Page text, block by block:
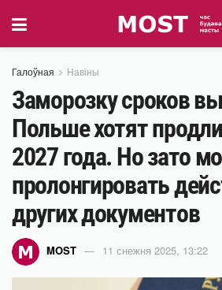
Галоўная Навіны
Заморозку сроков
Польше хотят
2027 года. Но зато
пролонгировать
других документов
MOST 11 снежня 2025, 13:22